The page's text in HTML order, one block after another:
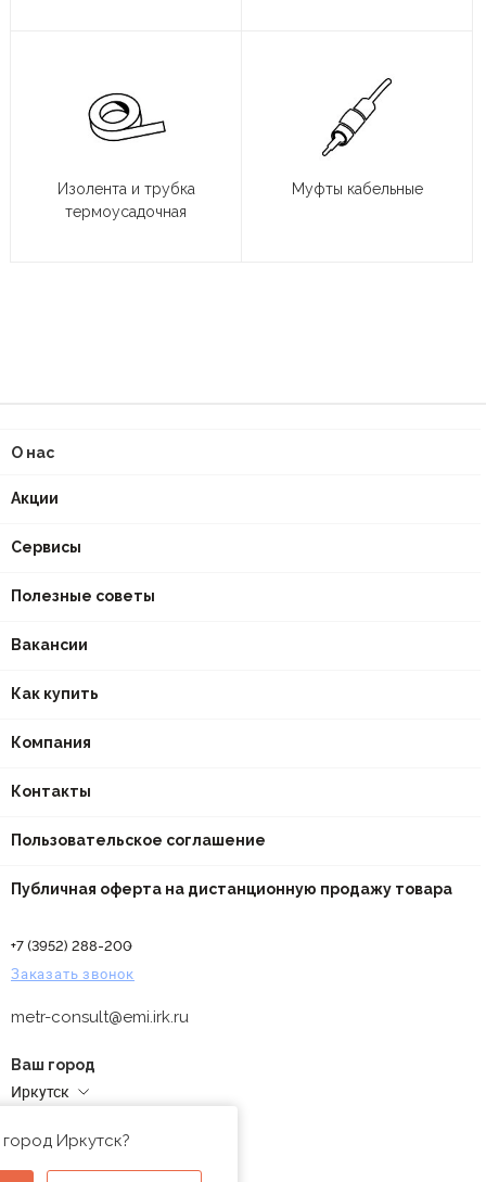
Изолента и трубка
термоусадочная
Муфты кабельные
О нас
Акции
Сервисы
Полезные советы
Вакансии
Как купить
Компания
Контакты
Пользовательское соглашение
Публичная оферта на дистанционную продажу товара
+7 (3952) 288-200
Заказать звонок
metr-consult@emi.irk.ru
Ваш город
Иркутск
Иркутск?